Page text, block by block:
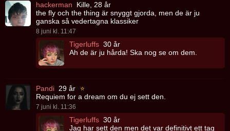
hackerman
Kille, 28 år
the fly och the thing är snyggt gjorda, men de är ju
ganska så vedertagna klassiker
8 juni kl. 11:47
Tigerluffs 30 år
Ah de är ju hårda! Ska nog se om dem.
Pandi 29 år ⭐
Requiem for a dream om du ej sett den.
7 juni kl. 11:36
Tigerluffs 30 år
Jag har sett den men det var definitivt ett tag